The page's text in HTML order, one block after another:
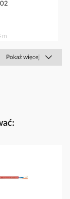
m
Pokaż więcej